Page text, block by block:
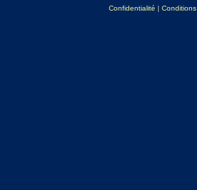
Confidentialité | Conditions